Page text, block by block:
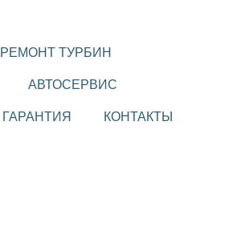
РЕМОНТ ТУРБИН
АВТОСЕРВИС
ГАРАНТИЯ КОНТАКТЫ